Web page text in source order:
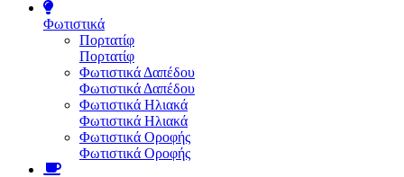
Φωτιστικά
Πορτατίφ
Πορτατίφ
Φωτιστικά Δαπέδου
Φωτιστικά Δαπέδου
Φωτιστικά Ηλιακά
Φωτιστικά Ηλιακά
Φωτιστικά Οροφής
Φωτιστικά Οροφής